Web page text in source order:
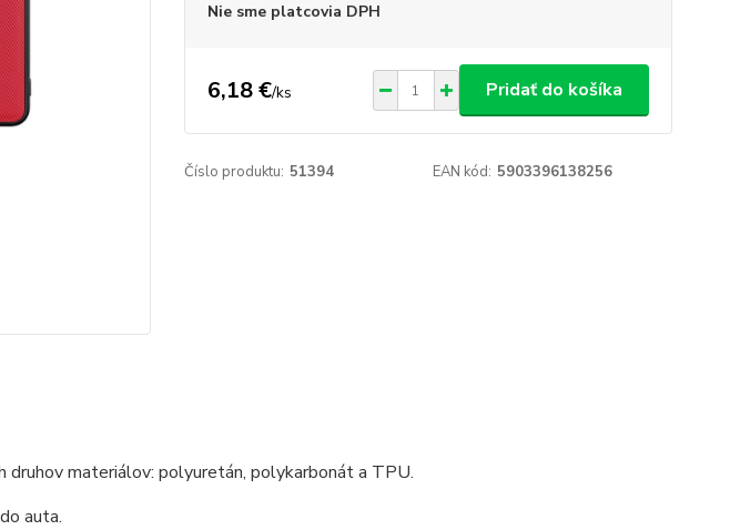
Nie sme platcovia DPH
6,18 €/ks Pridať do košíka
Číslo produktu: 51394 EAN kód: 5903396138256
druhov materiálov: polyuretán, polykarbonát a TPU.
auta.